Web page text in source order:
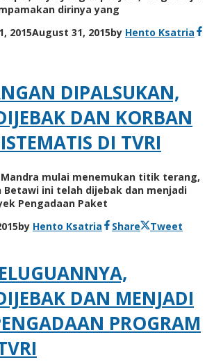
dirinya yang
2015August 31, 2015by Hento Ksatria
DIPALSUKAN,
DAN KORBAN
DI TVRI
mulai menemukan titik terang,
Betawi ini telah dijebak dan menjadi
Pengadaan Paket
by Hento Ksatria Share Tweet
DAN MENJADI
PROGRAM